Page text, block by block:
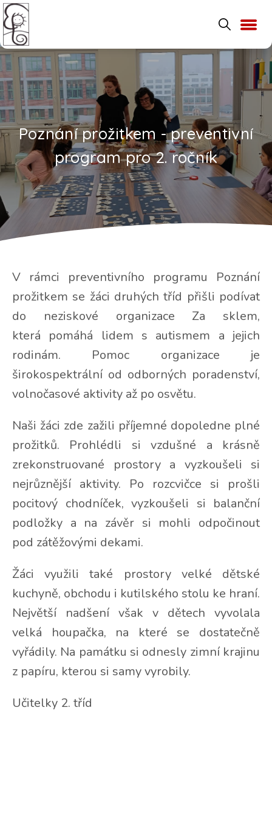
Poznání prožitkem - preventivní
program pro 2. ročník
V rámci preventivního programu Poznání
prožitkem se žáci druhých tříd přišli podívat
do neziskové organizace Za sklem,
která pomáhá lidem s autismem a jejich
rodinám. Pomoc organizace je
širokospektrální od odborných poradenství,
volnočasové aktivity až po osvětu.
Naši žáci zde zažili příjemné dopoledne plné
prožitků. Prohlédli si vzdušné a krásně
zrekonstruované prostory a vyzkoušeli si
nejrůznější aktivity. Po rozcvičce si prošli
pocitový chodníček, vyzkoušeli si balanční
podložky a na závěr si mohli odpočinout
pod zátěžovými dekami.
Žáci využili také prostory velké dětské
kuchyně, obchodu i kutilského stolu ke hraní.
Největší nadšení však v dětech vyvolala
velká houpačka, na které se dostatečně
vyřádily. Na památku si odnesly zimní krajinu
z papíru, kterou si samy vyrobily.
Učitelky 2. tříd